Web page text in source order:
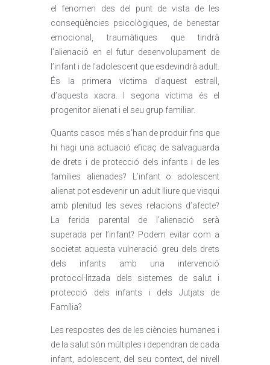
el fenomen des del punt de vista de les
conseqüències psicològiques, de benestar
emocional, traumàtiques que tindrà
l’alienació en el futur desenvolupament de
l’infant i de l’adolescent que esdevindrà adult.
És la primera víctima d’aquest estrall,
d’aquesta xacra. I segona víctima és el
progenitor alienat i el seu grup familiar.
Quants casos més s’han de produir fins que
hi hagi una actuació eficaç de salvaguarda
de drets i de protecció dels infants i de les
famílies alienades? L’infant o adolescent
alienat pot esdevenir un adult lliure que visqui
amb plenitud les seves relacions d’afecte?
La ferida parental de l’alienació serà
superada per l’infant? Podem evitar com a
societat aquesta vulneració greu dels drets
dels infants amb una intervenció
protocol·litzada dels sistemes de salut i
protecció dels infants i dels Jutjats de
Família?
Les respostes des de les ciències humanes i
de la salut són múltiples i dependran de cada
infant, adolescent, del seu context, del nivell